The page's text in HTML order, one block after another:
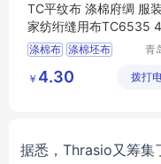
TC平纹布 涤棉府绸 服
家纺绗缝用布TC6535
5 133X72 63
涤棉布 涤棉坯布
涤棉布133x72
青
公
￥ 4.30 拨打
据悉， Thrasio又筹集